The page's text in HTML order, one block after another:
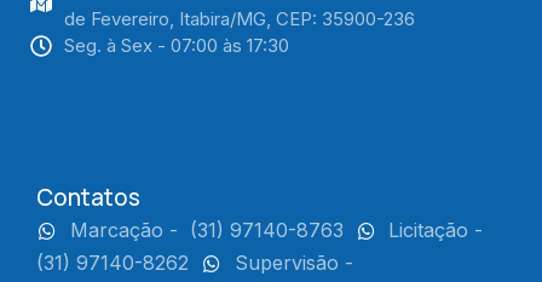
de Fevereiro, Itabira/MG, CEP: 35900-236
Seg. à Sex - 07:00 às 17:30
Contatos
Marcação - (31) 97140-8763
Licitação -
(31) 97140-8262
Supervisão -